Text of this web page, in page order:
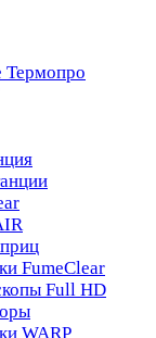
Термопро
FumeClear
Full HD
WARP